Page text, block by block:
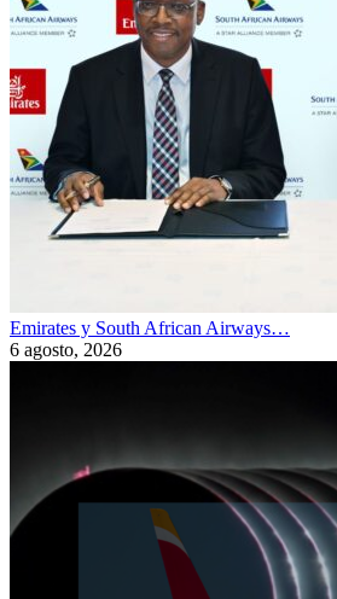
Emirates y South African Airways…
6 agosto, 2026